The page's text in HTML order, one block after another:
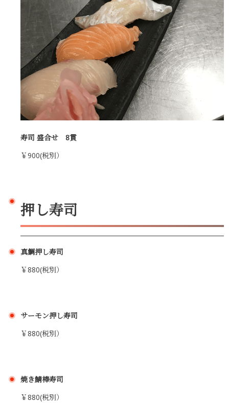
寿司 盛合せ 8貫
￥900(税別）
押し寿司
真鯛押し寿司
￥880(税別）
サーモン押し寿司
￥880(税別）
焼き鯖棒寿司
￥880(税別）